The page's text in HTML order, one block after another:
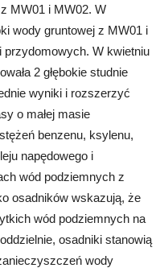
MW01 i MW02. W
wody gruntowej z MW01 i
przydomowych. W kwietniu
2 głębokie studnie
wyniki i rozszerzyć
o małej masie
benzenu, ksylenu,
napędowego i
wód podziemnych z
osadników wskazują, że
wód podziemnych na
osadniki stanowią
wody